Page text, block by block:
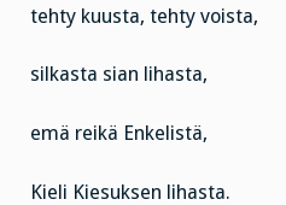
tehty kuusta, tehty voista,
silkasta sian lihasta,
emä reikä Enkelistä,
Kieli Kiesuksen lihasta.